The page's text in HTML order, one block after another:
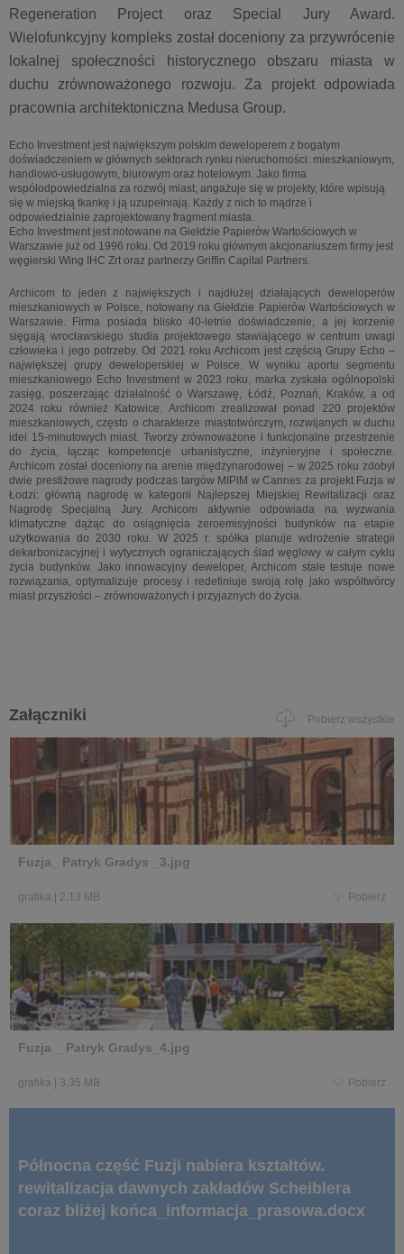
Regeneration Project oraz Special Jury Award.
Wielofunkcyjny kompleks został doceniony za przywrócenie
lokalnej społeczności historycznego obszaru miasta w
duchu zrównoważonego rozwoju. Za projekt odpowiada
pracownia architektoniczna Medusa Group.
Echo Investment jest największym polskim deweloperem z bogatym
doświadczeniem w głównych sektorach rynku nieruchomości: mieszkaniowym,
handlowo-usługowym, biurowym oraz hotelowym. Jako firma
współodpowiedzialna za rozwój miast, angażuje się w projekty, które wpisują
się w miejską tkankę i ją uzupełniają. Każdy z nich to mądrze i
odpowiedzialnie zaprojektowany fragment miasta.
Echo Investment jest notowane na Giełdzie Papierów Wartościowych w
Warszawie już od 1996 roku. Od 2019 roku głównym akcjonariuszem firmy jest
węgierski Wing IHC Zrt oraz partnerzy Griffin Capital Partners.
Archicom to jeden z największych i najdłużej działających deweloperów
mieszkaniowych w Polsce, notowany na Giełdzie Papierów Wartościowych w
Warszawie. Firma posiada blisko 40-letnie doświadczenie, a jej korzenie
sięgają wrocławskiego studia projektowego stawiającego w centrum uwagi
człowieka i jego potrzeby. Od 2021 roku Archicom jest częścią Grupy Echo –
największej grupy deweloperskiej w Polsce. W wyniku aportu segmentu
mieszkaniowego Echo Investment w 2023 roku, marka zyskała ogólnopolski
zasięg, poszerzając działalność o Warszawę, Łódź, Poznań, Kraków, a od
2024 roku również Katowice. Archicom zrealizował ponad 220 projektów
mieszkaniowych, często o charakterze miastotwórczym, rozwijanych w duchu
idei 15-minutowych miast. Tworzy zrównoważone i funkcjonalne przestrzenie
do życia, łącząc kompetencje urbanistyczne, inżynieryjne i społeczne.
Archicom został doceniony na arenie międzynarodowej – w 2025 roku zdobył
dwie prestiżowe nagrody podczas targów MIPIM w Cannes za projekt Fuzja w
Łodzi: główną nagrodę w kategorii Najlepszej Miejskiej Rewitalizacji oraz
Nagrodę Specjalną Jury. Archicom aktywnie odpowiada na wyzwania
klimatyczne dążąc do osiągnięcia zeroemisyjności budynków na etapie
użytkowania do 2030 roku. W 2025 r. spółka planuje wdrożenie strategii
dekarbonizacyjnej i wytycznych ograniczających ślad węglowy w całym cyklu
życia budynków. Jako innowacyjny deweloper, Archicom stale testuje nowe
rozwiązania, optymalizuje procesy i redefiniuje swoją rolę jako współtwórcy
miast przyszłości – zrównoważonych i przyjaznych do życia.
Załączniki Pobierz wszystkie
Fuzja_ Patryk Gradys _3.jpg
grafika 2,13 MB Pobierz
Fuzja _ Patryk Gradys_4.jpg
grafika 3,35 MB Pobierz
Północna część Fuzji nabiera kształtów.
rewitalizacja dawnych zakładów Scheiblera
coraz bliżej końca_informacja_prasowa.docx